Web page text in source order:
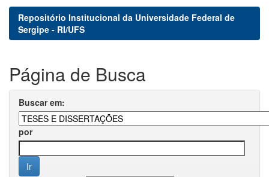
Repositório Institucional da Universidade Federal de
Sergipe - RI/UFS
Página de Busca
Buscar em:
por